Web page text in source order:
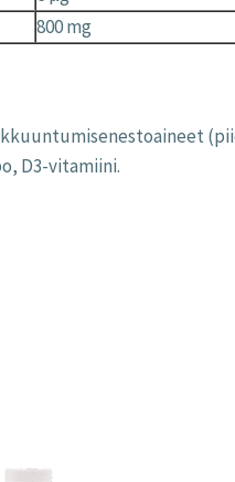
800 mg
D3-vitamiini.